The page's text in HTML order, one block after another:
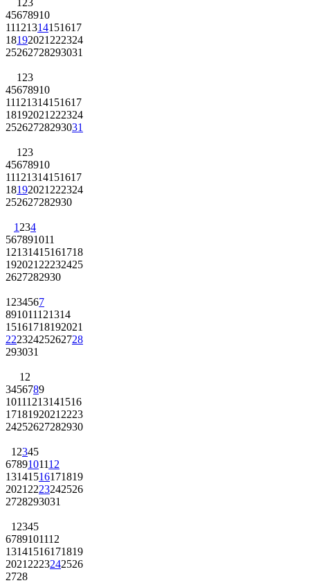
1 23
45678910
11121314151617
18192021 222324
25262728293031
1 23
45678910
11121314151617
18192021 222324
25262728293031
1 23
45678910
11121314151617
18192021 222324
252627282930
1 234
567891011
12131415161718
192021 22232425
2627282930
1 234567
891011121314
15161718192021
22232425262728
293031
1 2
3456789
10111213141516
1718192021 2223
24252627282930
1 2345
6789101112
13141516171819
2021 2223242526
2728293031
1 2345
6789101112
13141516171819
2021 2223242526
2728